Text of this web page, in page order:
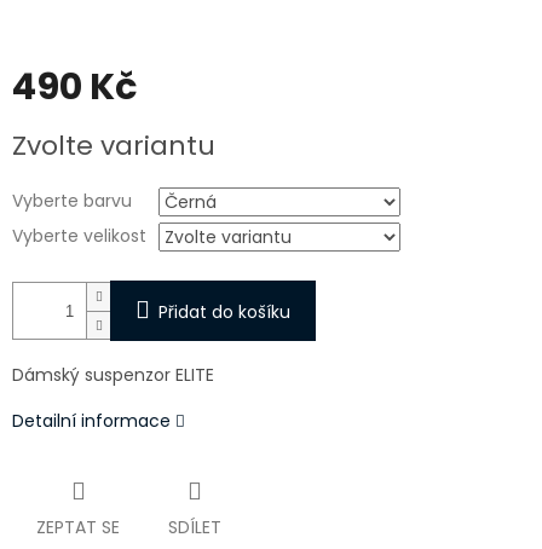
490 Kč
cena:
Zvolte variantu
Vyberte barvu
Vyberte velikost
Přidat do košíku
Dámský suspenzor ELITE
Detailní informace
ZEPTAT SE SDÍLET